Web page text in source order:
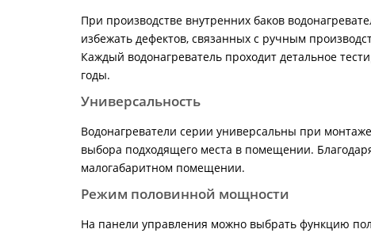
При производстве внутренних баков
избежать дефектов, связанных с ручным
Каждый водонагреватель проходит детальное
годы.
Универсальность
Водонагреватели серии универсальны при
выбора подходящего места в помещении.
малогабаритном помещении.
Режим половинной мощности
На панели управления можно выбрать функцию